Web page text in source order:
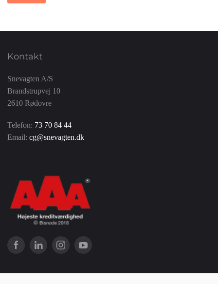
Kontakt
Snevagten A/S
Brandstrupvej 10
2610 Rødovre
Telefon: 73 70 84 44
Email: cg@snevagten.dk